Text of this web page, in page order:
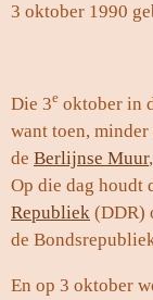
3 oktober 1990
Die 3e oktober in
want toen,
de Berlijnse Muur
Op die dag houdt
Republiek (DDR)
de
En op 3 oktober